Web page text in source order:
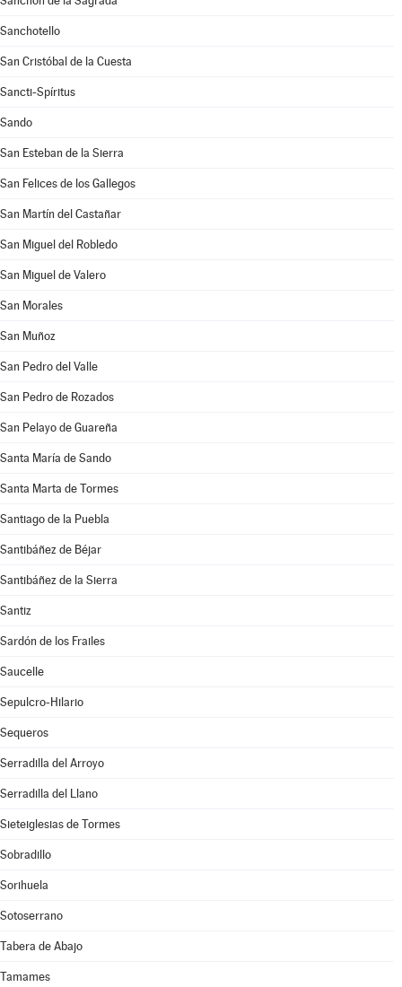
Sanchotello
San Cristóbal de la Cuesta
Sancti-Spíritus
Sando
San Esteban de la Sierra
San Felices de los Gallegos
San Martín del Castañar
San Miguel del Robledo
San Miguel de Valero
San Morales
San Muñoz
San Pedro del Valle
San Pedro de Rozados
San Pelayo de Guareña
Santa María de Sando
Santa Marta de Tormes
Santiago de la Puebla
Santibáñez de Béjar
Santibáñez de la Sierra
Santiz
Sardón de los Frailes
Saucelle
Sepulcro-Hilario
Sequeros
Serradilla del Arroyo
Serradilla del Llano
Sieteiglesias de Tormes
Sobradillo
Sorihuela
Sotoserrano
Tabera de Abajo
Tamames